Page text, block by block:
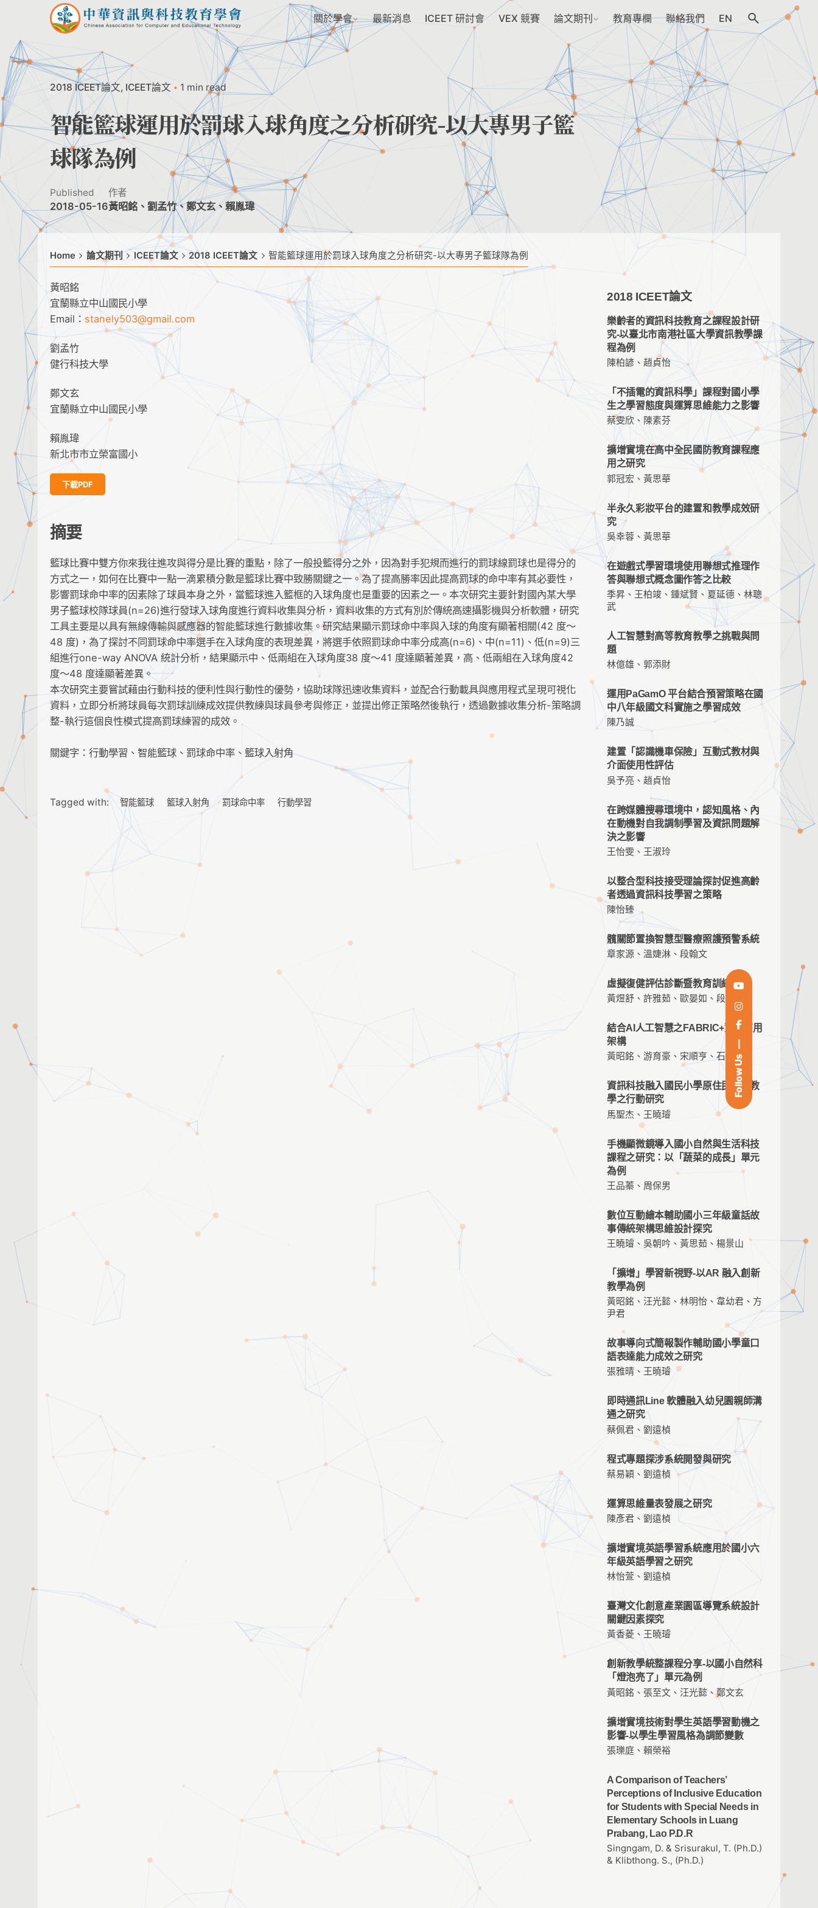
Follow Us
content
關於學會 最新消息 ICEET 研討會 VEX 競賽 論文期刊 教育專欄 聯絡我們 EN
2018 ICEET論文 ICEET論文 1 min read
智能籃球運用於罰球入球角度之分析研究-以大專男子籃
球隊為例
Published
2018-05-16
作者
黃昭銘、劉孟竹、鄭文玄、賴胤瑋
Home 論文期刊 ICEET論文 2018 ICEET論文 智能籃球運用於罰球入球角度之分析研究-以大專男子籃球隊為例
黃昭銘
宜蘭縣立中山國民小學
Email： stanely503@gmail.com
劉孟竹
健行科技大學
鄭文玄
宜蘭縣立中山國民小學
賴胤瑋
新北市市立榮富國小
下載PDF
摘要
籃球比賽中雙方你來我往進攻與得分是比賽的重點，除了一般投籃得分之外，因為對手犯規而進行的罰球線罰球也是得分的
方式之一，如何在比賽中一點一滴累積分數是籃球比賽中致勝關鍵之一。為了提高勝率因此提高罰球的命中率有其必要性，
影響罰球命中率的因素除了球員本身之外，當籃球進入籃框的入球角度也是重要的因素之一。本次研究主要針對國內某大學
男子籃球校隊球員(n=26)進行發球入球角度進行資料收集與分析，資料收集的方式有別於傳統高速攝影機與分析軟體，研究
工具主要是以具有無線傳輸與感應器的智能籃球進行數據收集。研究結果顯示罰球命中率與入球的角度有顯著相關(42 度～
48 度)，為了探討不同罰球命中率選手在入球角度的表現差異，將選手依照罰球命中率分成高(n=6)、中(n=11)、低(n=9)三
組進行one-way ANOVA 統計分析，結果顯示中、低兩組在入球角度38 度～41 度達顯著差異，高、低兩組在入球角度42
度～48 度達顯著差異。
本次研究主要嘗試藉由行動科技的便利性與行動性的優勢，協助球隊迅速收集資料，並配合行動載具與應用程式呈現可視化
資料，立即分析將球員每次罰球訓練成效提供教練與球員參考與修正，並提出修正策略然後執行，透過數據收集分析-策略調
整-執行這個良性模式提高罰球練習的成效。
關鍵字：行動學習、智能籃球、罰球命中率、籃球入射角
Tagged with: 智能籃球 籃球入射角 罰球命中率 行動學習
2018 ICEET論文
樂齡者的資訊科技教育之課程設計研
究-以臺北市南港社區大學資訊教學課
程為例
陳柏諺、趙貞怡
「不插電的資訊科學」課程對國小學
生之學習態度與運算思維能力之影響
蔡雯欣、陳素芬
擴增實境在高中全民國防教育課程應
用之研究
郭冠宏、黃思華
半永久彩妝平台的建置和教學成效研
究
吳幸蓉、黃思華
在遊戲式學習環境使用聯想式推理作
答與聯想式概念圖作答之比較
季昇、王柏竣、鍾斌賢、夏延德、林聰
武
人工智慧對高等教育教學之挑戰與問
題
林億雄、郭添財
運用PaGamO 平台結合預習策略在國
中八年級國文科實施之學習成效
陳乃誠
建置「認識機車保險」互動式教材與
介面使用性評估
吳予亮、趙貞怡
在跨媒體搜尋環境中，認知風格、內
在動機對自我調制學習及資訊問題解
決之影響
王怡雯、王淑玲
以整合型科技接受理論探討促進高齡
者透過資訊科技學習之策略
陳怡臻
髖關節置換智慧型醫療照護預警系統
章家源、溫婕淋、段翰文
虛擬復健評估診斷暨教育訓練系統
黃煜舒、許雅茹、歐晏如、段翰文
結合AI人工智慧之FABRIC+資訊應用
架構
黃昭銘、游育豪、宋順亨、石賢明
資訊科技融入國民小學原住民族語教
學之行動研究
馬聖杰、王曉璿
手機顯微鏡導入國小自然與生活科技
課程之研究：以「蔬菜的成長」單元
為例
王品蓁、周保男
數位互動繪本輔助國小三年級童話故
事傳統架構思維設計探究
王曉璿、吳朝吟、黃思茹、楊景山
「擴增」學習新視野-以AR 融入創新
教學為例
黃昭銘、汪光懿、林明怡、韋幼君、方
尹君
故事導向式簡報製作輔助國小學童口
語表達能力成效之研究
張雅晴、王曉璿
即時通訊Line 軟體融入幼兒園親師溝
通之研究
蔡佩君、劉遠楨
程式專題探涉系統開發與研究
蔡易穎、劉遠楨
運算思維量表發展之研究
陳彥君、劉遠楨
擴增實境英語學習系統應用於國小六
年級英語學習之研究
林怡萱、劉遠楨
臺灣文化創意產業園區導覽系統設計
關鍵因素探究
黃香菱、王曉璿
創新教學統整課程分享-以國小自然科
「燈泡亮了」單元為例
黃昭銘、張至文、汪光懿、鄭文玄
擴增實境技術對學生英語學習動機之
影響-以學生學習風格為調節變數
張瓅庭、賴榮裕
A Comparison of Teachers’
Perceptions of Inclusive Education
for Students with Special Needs in
Elementary Schools in Luang
Prabang, Lao P.D.R
Singngam, D. & Srisurakul, T. (Ph.D.)
& Klibthong. S., (Ph.D.)